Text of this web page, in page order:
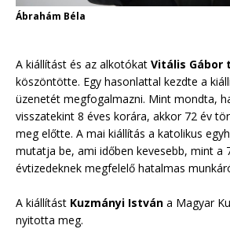
Ábrahám Béla
A kiállítást és az alkotókat Vitális
köszöntötte. Egy hasonlattal kezdte a
üzenetét megfogalmazni. Mint mondta,
visszatekint 8 éves korára, akkor 72 év
meg előtte. A mai kiállítás a katolikus
mutatja be, ami időben kevesebb, mint a
évtizedeknek megfelelő hatalmas
A kiállítást Kuzmányi István a Magyar
nyitotta meg.